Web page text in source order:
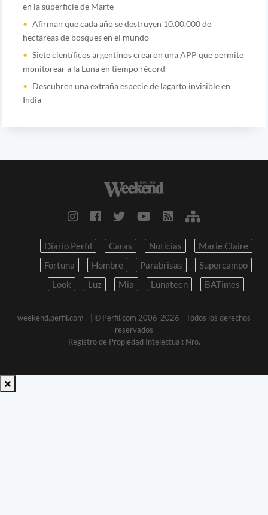
en la superficie de Marte
Afirman que cada año se destruyen 10.00.000 de
hectáreas de bosques en el mundo
Siete científicos argentinos crearon una APP que permite
monitorear a la Luna en tiempo récord
Descubren una extraña especie de lagarto invisible en
India
Diario Perfil Caras Noticias
Marie Claire
Fortuna
Hombre Parabrisas
Supercampo
Look
Luz Mia Lunateen BATimes
weekend.perfil.com -
| © Perfil.com 2006-2026 - Todos los derechos
reservados
Registro de Propiedad Intelectual: Nro.